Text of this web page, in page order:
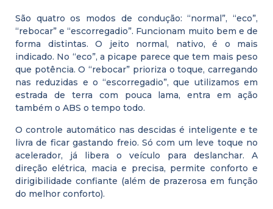
São quatro os modos de condução: “normal”, “eco”,
“rebocar” e “escorregadio”. Funcionam muito bem e de
forma distintas. O jeito normal, nativo, é o mais
indicado. No “eco”, a picape parece que tem mais peso
que potência. O “rebocar” prioriza o toque, carregando
nas reduzidas e o “escorregadio”, que utilizamos em
estrada de terra com pouca lama, entra em ação
também o ABS o tempo todo.
O controle automático nas descidas é inteligente e te
livra de ficar gastando freio. Só com um leve toque no
acelerador, já libera o veículo para deslanchar. A
direção elétrica, macia e precisa, permite conforto e
dirigibilidade confiante (além de prazerosa em função
do melhor conforto).